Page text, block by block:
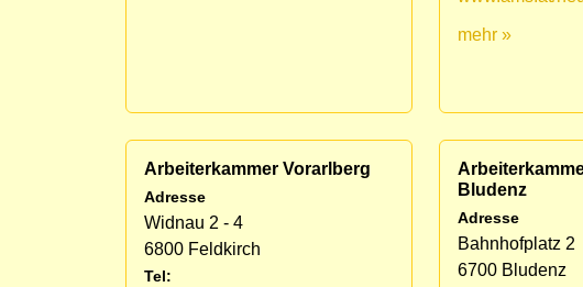
mehr »
Arbeiterkammer Vorarlberg
Adresse
Widnau 2 - 4
6800 Feldkirch
Tel:
Bludenz
Adresse
Bahnhofplatz 2
6700 Bludenz